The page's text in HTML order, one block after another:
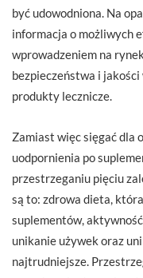
być udowodniona. Na
informacja o możliwych
wprowadzeniem na
bezpieczeństwa i
produkty lecznicze.
Zamiast więc sięgać dla
uodpornienia po
przestrzeganiu pięciu
są to: zdrowa dieta,
suplementów,
unikanie używek oraz
najtrudniejsze.